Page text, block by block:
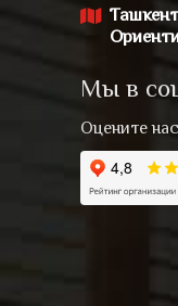
Мы в
Оцените